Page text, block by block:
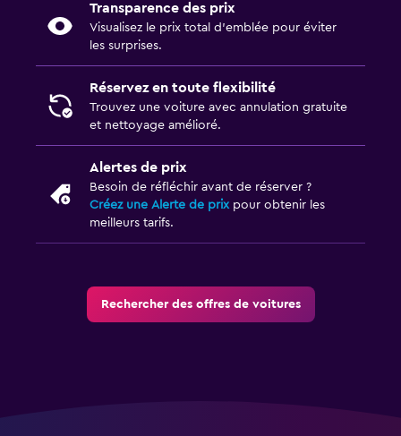
Transparence des prix
Visualisez le prix total d’emblée pour éviter
les surprises.
Réservez en toute flexibilité
Trouvez une voiture avec annulation gratuite
et nettoyage amélioré.
Alertes de prix
Besoin de réfléchir avant de réserver ?
Créez une Alerte de prixpour obtenir les
meilleurs tarifs.
Rechercher des offres de voitures